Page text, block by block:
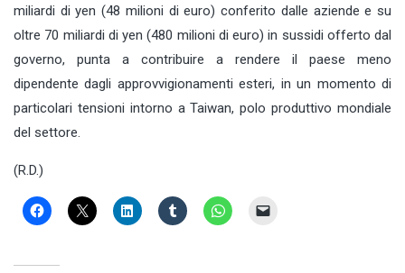
miliardi di yen (48 milioni di euro) conferito dalle aziende e su
oltre 70 miliardi di yen (480 milioni di euro) in sussidi offerto dal
governo, punta a contribuire a rendere il paese meno
dipendente dagli approvvigionamenti esteri, in un momento di
particolari tensioni intorno a Taiwan, polo produttivo mondiale
del settore.
(R.D.)